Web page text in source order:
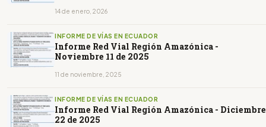
14 de enero, 2026
INFORME DE VÍAS EN ECUADOR
Informe Red Vial Región Amazónica -
Noviembre 11 de 2025
11 de noviembre, 2025
INFORME DE VÍAS EN ECUADOR
Informe Red Vial Región Amazónica - Diciembre
22 de 2025